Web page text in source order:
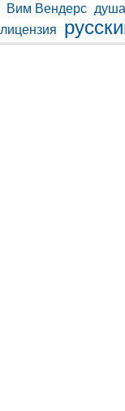
Вим Вендерс душа
лицензия